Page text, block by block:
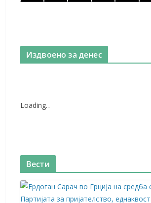
Издвоено за денес
Loading...
Вести